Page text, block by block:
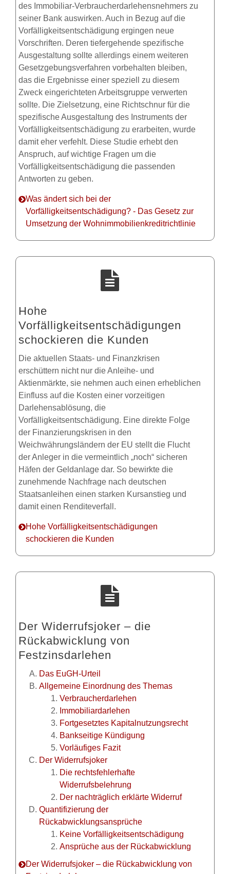
des Immobiliar-Verbraucherdarlehensnehmers zu
seiner Bank auswirken. Auch in Bezug auf die
Vorfälligkeitsentschädigung ergingen neue
Vorschriften. Deren tiefergehende spezifische
Ausgestaltung sollte allerdings einem weiteren
Gesetzgebungsverfahren vorbehalten bleiben,
das die Ergebnisse einer speziell zu diesem
Zweck eingerichteten Arbeitsgruppe verwerten
sollte. Die Zielsetzung, eine Richtschnur für die
spezifische Ausgestaltung des Instruments der
Vorfälligkeitsentschädigung zu erarbeiten, wurde
damit eher verfehlt. Diese Studie erhebt den
Anspruch, auf wichtige Fragen um die
Vorfälligkeitsentschädigung die passenden
Antworten zu geben.
Was ändert sich bei der
Vorfälligkeitsentschädigung? - Das Gesetz zur
Umsetzung der Wohnimmobilienkreditrichtlinie
Hohe
Vorfälligkeitsentschädigungen
schockieren die Kunden
Die aktuellen Staats- und Finanzkrisen
erschüttern nicht nur die Anleihe- und
Aktienmärkte, sie nehmen auch einen erheblichen
Einfluss auf die Kosten einer vorzeitigen
Darlehensablösung, die
Vorfälligkeitsentschädigung. Eine direkte Folge
der Finanzierungskrisen in den
Weichwährungsländern der EU stellt die Flucht
der Anleger in die vermeintlich „noch“ sicheren
Häfen der Geldanlage dar. So bewirkte die
zunehmende Nachfrage nach deutschen
Staatsanleihen einen starken Kursanstieg und
damit einen Renditeverfall.
Hohe Vorfälligkeitsentschädigungen
schockieren die Kunden
Der Widerrufsjoker – die
Rückabwicklung von
Festzinsdarlehen
Das EuGH-Urteil
Allgemeine Einordnung des Themas
Verbraucherdarlehen
Immobiliardarlehen
Fortgesetztes Kapitalnutzungsrecht
Bankseitige Kündigung
Vorläufiges Fazit
Der Widerrufsjoker
Die rechtsfehlerhafte
Widerrufsbelehrung
Der nachträglich erklärte Widerruf
Quantifizierung der
Rückabwicklungsansprüche
Keine Vorfälligkeitsentschädigung
Ansprüche aus der Rückabwicklung
Der Widerrufsjoker – die Rückabwicklung von